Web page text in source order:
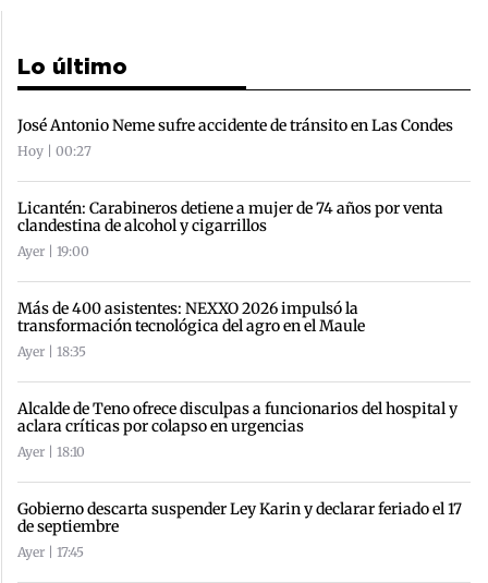
Lo último
José Antonio Neme sufre accidente de tránsito en Las Condes
Hoy | 00:27
Licantén: Carabineros detiene a mujer de 74 años por venta
clandestina de alcohol y cigarrillos
Ayer | 19:00
Más de 400 asistentes: NEXXO 2026 impulsó la
transformación tecnológica del agro en el Maule
Ayer | 18:35
Alcalde de Teno ofrece disculpas a funcionarios del hospital y
aclara críticas por colapso en urgencias
Ayer | 18:10
Gobierno descarta suspender Ley Karin y declarar feriado el 17
de septiembre
Ayer | 17:45